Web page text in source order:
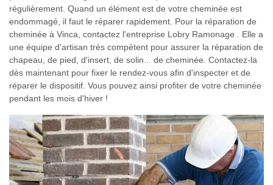
régulièrement. Quand un élément est de votre cheminée est
endommagé, il faut le réparer rapidement. Pour la réparation de
cheminée à Vinca, contactez l'entreprise Lobry Ramonage . Elle a
une équipe d'artisan très compétent pour assurer la réparation de
chapeau, de pied, d'insert, de solin... de cheminée. Contactez-la
dès maintenant pour fixer le rendez-vous afin d'inspecter et de
réparer le dispositif. Vous pouvez ainsi profiter de votre cheminée
pendant les mois d'hiver !